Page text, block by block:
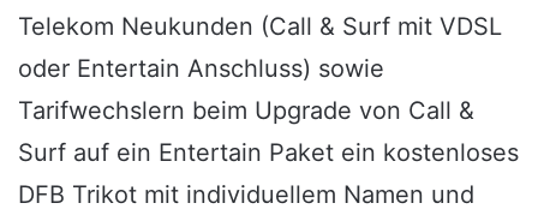
Telekom Neukunden (Call & Surf mit VDSL
oder Entertain Anschluss) sowie
Tarifwechslern beim Upgrade von Call &
Surf auf ein Entertain Paket ein kostenloses
DFB Trikot mit individuellem Namen und